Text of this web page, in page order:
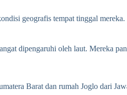
geografis tempat tinggal
dipengaruhi oleh laut. Mereka
Barat dan rumah Joglo dari